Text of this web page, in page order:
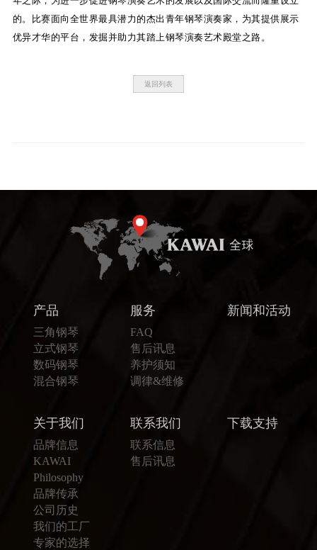
的。比赛面向全世界最具潜力的杰出青年钢琴演奏家，为其提供展示
优异才华的平台，发掘并助力其踏上钢琴演奏艺术殿堂之路。
返回列表
产品
三角钢琴
立式钢琴
数码钢琴
混合钢琴
服务
FAQ
售后讯息
养护须知
调律&维修
新闻和活动
关于我们
品牌信息
KAWAI
Philosophy
品牌传承
公司历史
我们的工厂
专家的选择
联系我们
联系信息
售后讯息
下载支持